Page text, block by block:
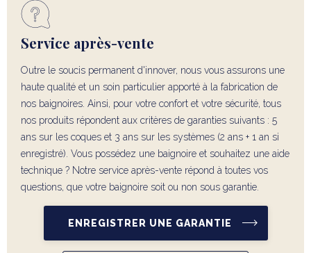
Service après-vente
Outre le soucis permanent d'innover, nous vous assurons une
haute qualité et un soin particulier apporté à la fabrication de
nos baignoires. Ainsi, pour votre confort et votre sécurité, tous
nos produits répondent aux critères de garanties suivants : 5
ans sur les coques et 3 ans sur les systèmes (2 ans + 1 an si
enregistré). Vous possédez une baignoire et souhaitez une aide
technique ? Notre service après-vente répond à toutes vos
questions, que votre baignoire soit ou non sous garantie.
ENREGISTRER UNE GARANTIE